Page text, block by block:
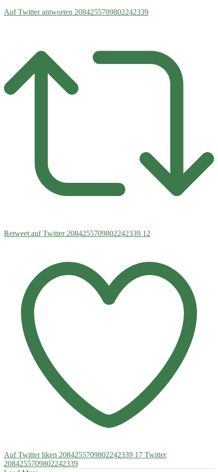
Auf Twitter antworten 2084255709802242339
Retweet auf Twitter 2084255709802242339 12
Auf Twitter liken 2084255709802242339 17 Twitter
2084255709802242339